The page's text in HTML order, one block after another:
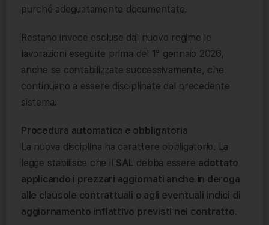
purché adeguatamente documentate.
Restano invece escluse dal nuovo regime le
lavorazioni eseguite prima del 1° gennaio 2026,
anche se contabilizzate successivamente, che
continuano a essere disciplinate dal precedente
sistema.
Procedura automatica e obbligatoria
La nuova disciplina ha carattere obbligatorio. La
legge stabilisce che il SAL debba essere adottato
applicando i prezzari aggiornati anche in deroga
alle clausole contrattuali o agli eventuali indici di
aggiornamento inflattivo previsti nel contratto.